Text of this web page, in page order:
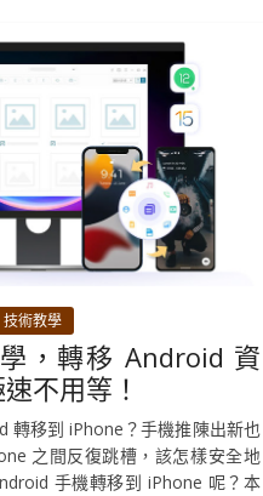
技術教學
，轉移 Android 資
不用等！
轉移到 iPhone？手機推陳出新也
之間反復跳槽，該怎樣安全地
手機轉移到 iPhone 呢？本